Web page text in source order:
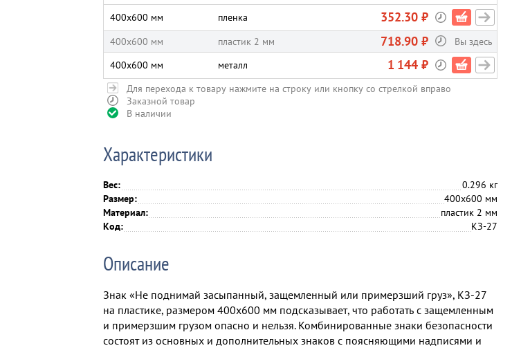
400х600 мм пленка 352.30 ₽
400х600 мм пластик 2 мм 718.90 ₽
Вы здесь
400х600 мм
металл 1 144 ₽
Для перехода к товару нажмите на строку или кнопку со стрелкой вправо
Заказной товар
В наличии
Характеристики
Вес:
0.296 кг
Размер:
400х600 мм
Материал:
пластик 2 мм
Код:
КЗ-27
Описание
Знак «Не поднимай засыпанный, защемленный или примерзший груз», КЗ-27
на пластике, размером 400х600 мм подсказывает, что работать с защемленным
и примерзшим грузом опасно и нельзя. Комбинированные знаки безопасности
состоят из основных и дополнительных знаков с поясняющими надписями и